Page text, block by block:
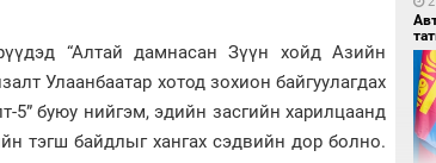
“Алтай дамнасан Зүүн хойд Азийн
Улаанбаатар хотод зохион байгуулагдах
5” буюу нийгэм, эдийн засгийн харилцаанд
тэгш байдлыг хангах сэдвийн дор болно.